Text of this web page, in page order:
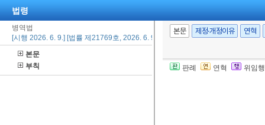
법령
병역법
[시행 2026. 6. 9.] [법률 제21769호, 2026. 6. 9., 일부개정]
본문
부칙
본문 제정·개정이유 연혁
판례 연혁 위임